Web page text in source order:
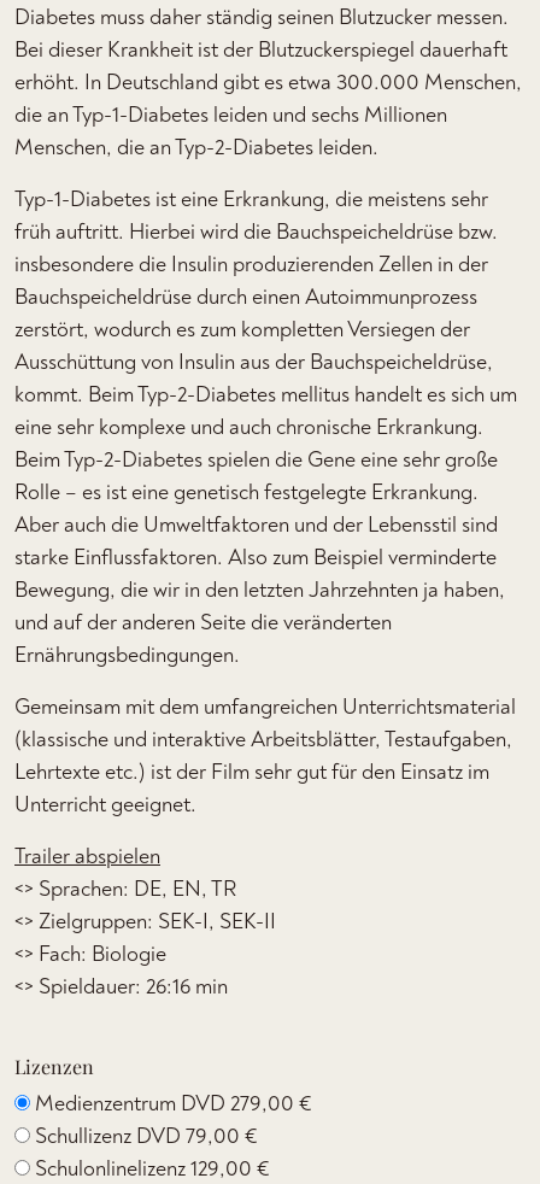
Diabetes muss daher ständig seinen Blutzucker messen.
Bei dieser Krankheit ist der Blutzuckerspiegel dauerhaft
erhöht. In Deutschland gibt es etwa 300.000 Menschen,
die an Typ-1-Diabetes leiden und sechs Millionen
Menschen, die an Typ-2-Diabetes leiden.
Typ-1-Diabetes ist eine Erkrankung, die meistens sehr
früh auftritt. Hierbei wird die Bauchspeicheldrüse bzw.
insbesondere die Insulin produzierenden Zellen in der
Bauchspeicheldrüse durch einen Autoimmunprozess
zerstört, wodurch es zum kompletten Versiegen der
Ausschüttung von Insulin aus der Bauchspeicheldrüse,
kommt. Beim Typ-2-Diabetes mellitus handelt es sich um
eine sehr komplexe und auch chronische Erkrankung.
Beim Typ-2-Diabetes spielen die Gene eine sehr große
Rolle – es ist eine genetisch festgelegte Erkrankung.
Aber auch die Umweltfaktoren und der Lebensstil sind
starke Einflussfaktoren. Also zum Beispiel verminderte
Bewegung, die wir in den letzten Jahrzehnten ja haben,
und auf der anderen Seite die veränderten
Ernährungsbedingungen.
Gemeinsam mit dem umfangreichen Unterrichtsmaterial
(klassische und interaktive Arbeitsblätter, Testaufgaben,
Lehrtexte etc.) ist der Film sehr gut für den Einsatz im
Unterricht geeignet.
Trailer abspielen
<> Sprachen: DE, EN, TR
<> Zielgruppen: SEK-I, SEK-II
<> Fach: Biologie
<> Spieldauer: 26:16 min
Lizenzen
Medienzentrum DVD 279,00 €
Schullizenz DVD 79,00 €
Schulonlinelizenz129,00 €